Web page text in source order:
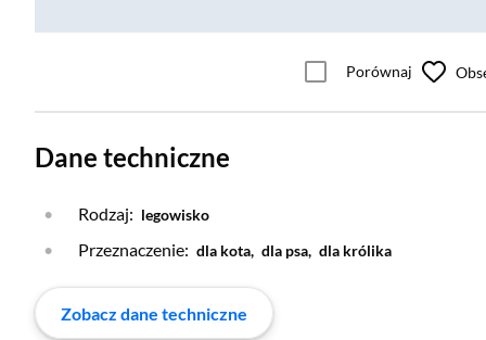
Porównaj
Dane techniczne
Rodzaj: legowisko
Przeznaczenie: dla kota, dla psa, dla królika
Zobacz dane techniczne